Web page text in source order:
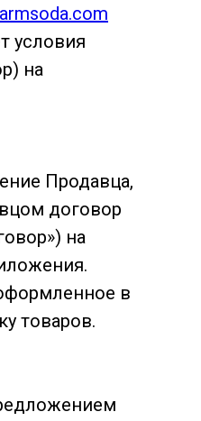
условия
на
Продавца,
договор
на
в
товаров.